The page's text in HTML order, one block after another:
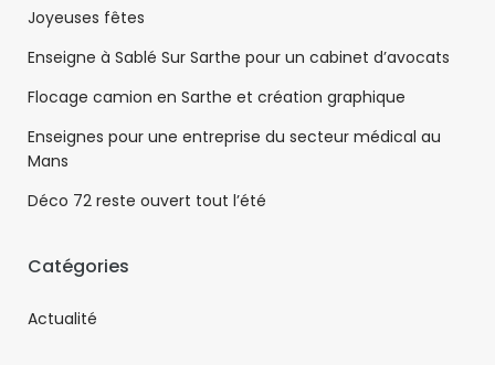
Joyeuses fêtes
Enseigne à Sablé Sur Sarthe pour un cabinet d’avocats
Flocage camion en Sarthe et création graphique
Enseignes pour une entreprise du secteur médical au
Mans
Déco 72 reste ouvert tout l’été
Catégories
Actualité